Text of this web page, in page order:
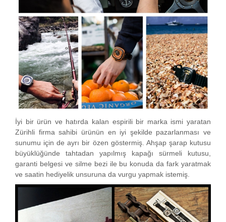
İyi bir ürün ve hatırda kalan espirili bir marka ismi yaratan
Zürihli firma sahibi ürünün en iyi şekilde pazarlanması ve
sunumu için de ayrı bir özen göstermiş. Ahşap şarap kutusu
büyüklüğünde tahtadan yapılmış kapağı sürmeli kutusu,
garanti belgesi ve silme bezi ile bu konuda da fark yaratmak
ve saatin hediyelik unsuruna da vurgu yapmak istemiş.